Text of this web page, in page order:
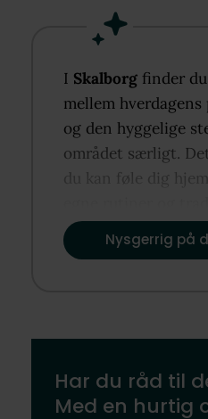
I Skalborg finder
mellem
og den hyggelige
området særligt.
du kan føle dig
Nysgerrig på
Har du råd til
Med en hurtig